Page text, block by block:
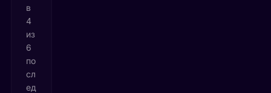
в
4
из
6
по
сл
ед